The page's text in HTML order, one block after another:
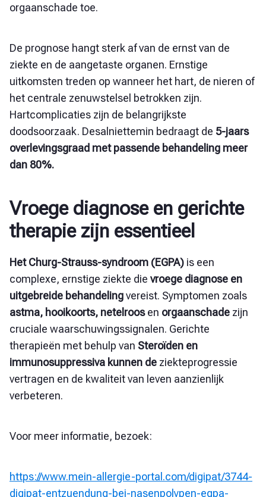
orgaanschade toe.
De prognose hangt sterk af van de ernst van de
ziekte en de aangetaste organen. Ernstige
uitkomsten treden op wanneer het hart, de nieren of
het centrale zenuwstelsel betrokken zijn.
Hartcomplicaties zijn de belangrijkste
doodsoorzaak. Desalniettemin bedraagt de 5-jaars
overlevingsgraad met passende behandeling meer
dan 80%.
Vroege diagnose en gerichte
therapie zijn essentieel
Het Churg-Strauss-syndroom (EGPA) is een
complexe, ernstige ziekte die vroege diagnose en
uitgebreide behandelingvereist. Symptomen zoals
astma, hooikoorts, netelroos en orgaanschade zijn
cruciale waarschuwingssignalen. Gerichte
therapieën met behulp van Steroïden en
immunosuppressiva kunnen de ziekteprogressie
vertragen en de kwaliteit van leven aanzienlijk
verbeteren.
Voor meer informatie, bezoek:
https://www.mein-allergie-portal.com/digipat/3744-
digipat-entzuendung-bei-nasenpolypen-egpa-